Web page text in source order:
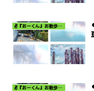
✌️『おーくん』お散歩日記〜どんな出会いがあるだろう〜
✌️『おーくん』お散歩日記〜どんな出会いがあるだろう〜